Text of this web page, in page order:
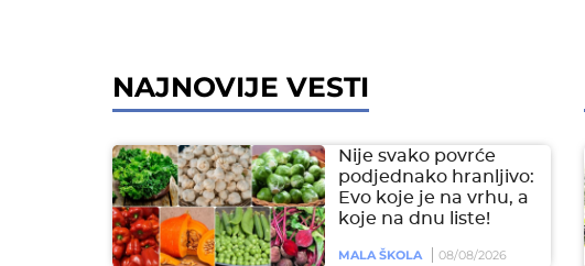
NAJNOVIJE VESTI
Nije svako povrće
podjednako hranljivo:
Evo koje je na vrhu, a
koje na dnu liste!
MALA ŠKOLA 08/08/2026